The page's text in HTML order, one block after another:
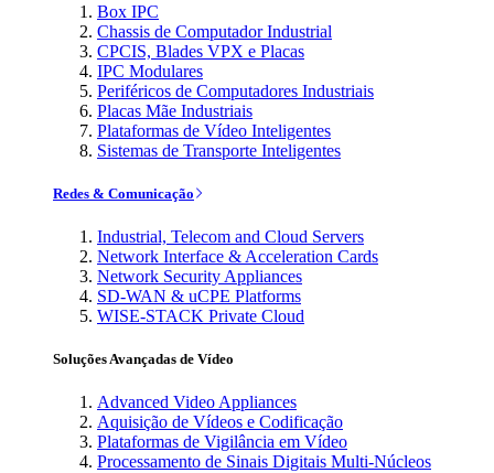
Box IPC
Chassis de Computador Industrial
CPCIS, Blades VPX e Placas
IPC Modulares
Periféricos de Computadores Industriais
Placas Mãe Industriais
Plataformas de Vídeo Inteligentes
Sistemas de Transporte Inteligentes
Redes & Comunicação
Industrial, Telecom and Cloud Servers
Network Interface & Acceleration Cards
Network Security Appliances
SD-WAN & uCPE Platforms
WISE-STACK Private Cloud
Soluções Avançadas de Vídeo
Advanced Video Appliances
Aquisição de Vídeos e Codificação
Plataformas de Vigilância em Vídeo
Processamento de Sinais Digitais Multi-Núcleos